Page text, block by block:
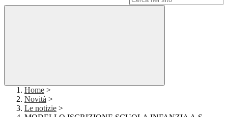
Home >
Novità >
Le notizie >